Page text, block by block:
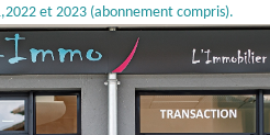
et 2023 (abonnement compris).